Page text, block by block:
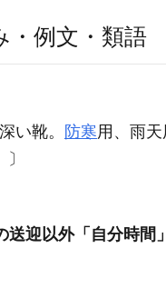
・例文・類語
い靴。 防寒用、雨
送迎以外「自分時間